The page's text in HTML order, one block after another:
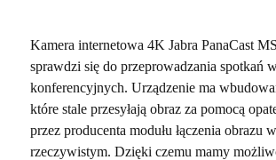
Kamera internetowa 4K Jabra PanaCast
sprawdzi się do przeprowadzania spotkań
konferencyjnych. Urządzenie ma
które stale przesyłają obraz za pomocą
przez producenta modułu łączenia obrazu
rzeczywistym. Dzięki czemu mamy